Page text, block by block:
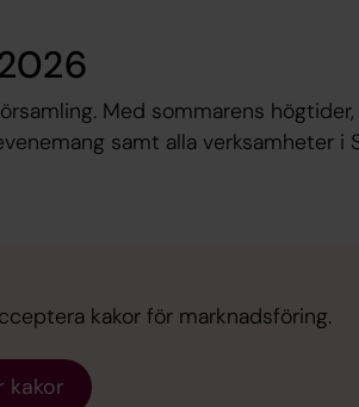
Med sommarens
samt alla verksamheter i
kakor för marknadsföring.
kakor